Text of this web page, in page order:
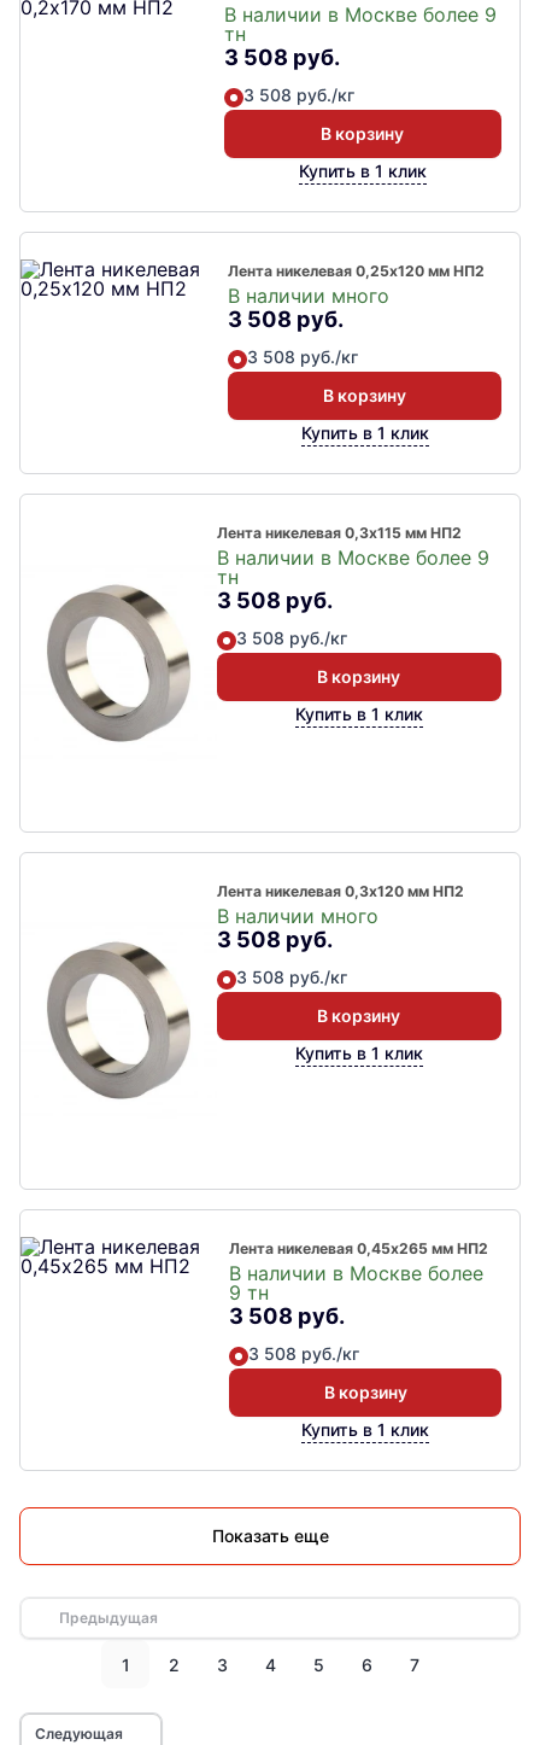
В наличии в Москве более 9
тн
3 508 руб.
3 508 руб./кг
В корзину
Купить в 1 клик
Лента никелевая 0,25х120 мм НП2
В наличии много
3 508 руб.
3 508 руб./кг
В корзину
Купить в 1 клик
Лента никелевая 0,3х115 мм НП2
В наличии в Москве более 9
тн
3 508 руб.
3 508 руб./кг
В корзину
Купить в 1 клик
Лента никелевая 0,3х120 мм НП2
В наличии много
3 508 руб.
3 508 руб./кг
В корзину
Купить в 1 клик
Лента никелевая 0,45х265 мм НП2
В наличии в Москве более
9 тн
3 508 руб.
3 508 руб./кг
В корзину
Купить в 1 клик
Показать еще
Предыдущая
1 2 3 4 5 6 7
Следующая